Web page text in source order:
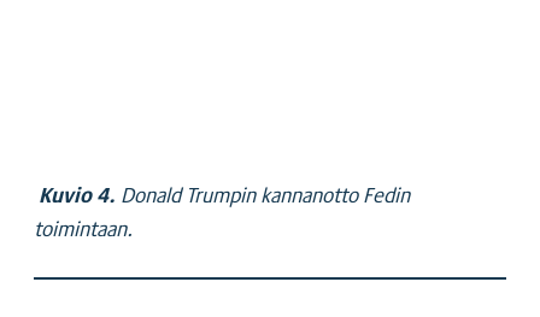
Kuvio 4. Donald Trumpin kannanotto Fedin
toimintaan.